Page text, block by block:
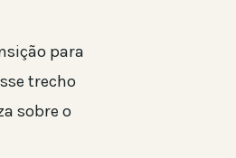
para
trecho
sobre o